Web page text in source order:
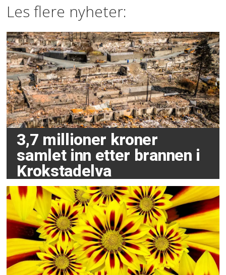
Les flere nyheter:
3,7 millioner kroner
samlet inn etter brannen i
Krokstadelva